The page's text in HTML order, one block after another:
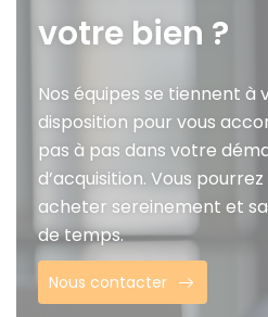
votre bien ?
Nos équipes se tiennent à
disposition pour vous
pas à pas dans votre
d’acquisition. Vous pourrez
acheter sereinement et
de temps.
Nous contacter